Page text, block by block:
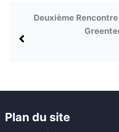
des décideurs
Plan du site